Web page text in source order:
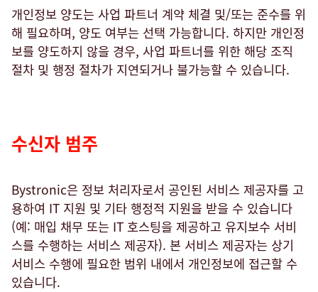
개인정보 양도는 사업 파트너 계약 체결 및/또는 준수를 위
해 필요하며, 양도 여부는 선택 가능합니다. 하지만 개인정
보를 양도하지 않을 경우, 사업 파트너를 위한 해당 조직
절차 및 행정 절차가 지연되거나 불가능할 수 있습니다.
수신자 범주
Bystronic은 정보 처리자로서 공인된 서비스 제공자를 고
용하여 IT 지원 및 기타 행정적 지원을 받을 수 있습니다
(예: 매입 채무 또는 IT 호스팅을 제공하고 유지보수 서비
스를 수행하는 서비스 제공자). 본 서비스 제공자는 상기
서비스 수행에 필요한 범위 내에서 개인정보에 접근할 수
있습니다.